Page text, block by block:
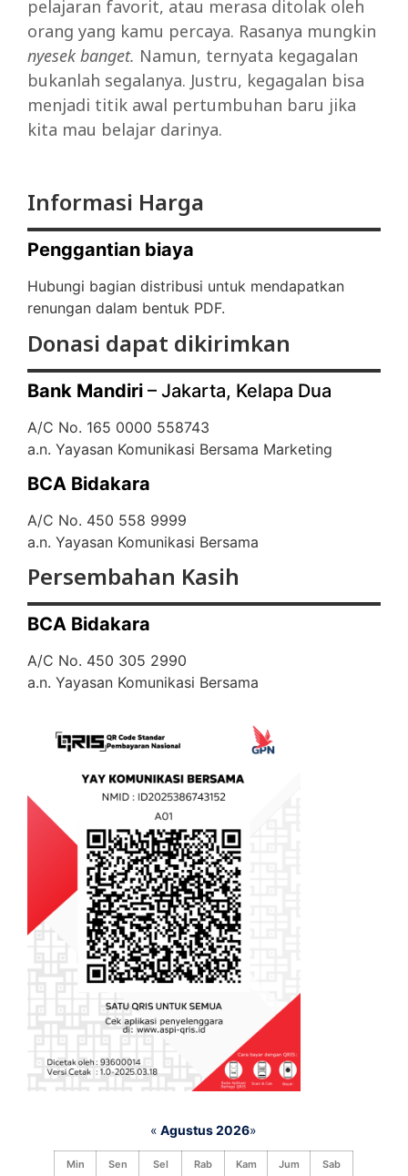
pelajaran favorit, atau merasa ditolak oleh
orang yang kamu percaya. Rasanya mungkin
nyesek banget. Namun, ternyata kegagalan
bukanlah segalanya. Justru, kegagalan bisa
menjadi titik awal pertumbuhan baru jika
kita mau belajar darinya.
Informasi Harga
Penggantian biaya
Hubungi bagian distribusi untuk mendapatkan
renungan dalam bentuk PDF.
Donasi dapat dikirimkan
Bank Mandiri – Jakarta, Kelapa Dua
A/C No. 165 0000 558743
a.n. Yayasan Komunikasi Bersama Marketing
BCA Bidakara
A/C No. 450 558 9999
a.n. Yayasan Komunikasi Bersama
Persembahan Kasih
BCA Bidakara
A/C No. 450 305 2990
a.n. Yayasan Komunikasi Bersama
« Agustus 2026»
Min Sen Sel Rab Kam Jum Sab